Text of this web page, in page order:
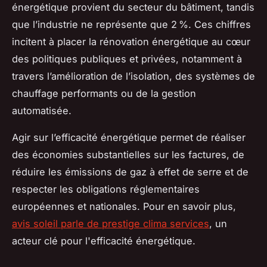
énergétique provient du secteur du bâtiment, tandis
que l’industrie ne représente que 2 %. Ces chiffres
incitent à placer la rénovation énergétique au cœur
des politiques publiques et privées, notamment à
travers l’amélioration de l’isolation, des systèmes de
chauffage performants ou de la gestion
automatisée.
Agir sur l’efficacité énergétique permet de réaliser
des économies substantielles sur les factures, de
réduire les émissions de gaz à effet de serre et de
respecter les obligations réglementaires
européennes et nationales. Pour en savoir plus,
avis soleil parle de prestige clima services, un
acteur clé pour l'efficacité énergétique.